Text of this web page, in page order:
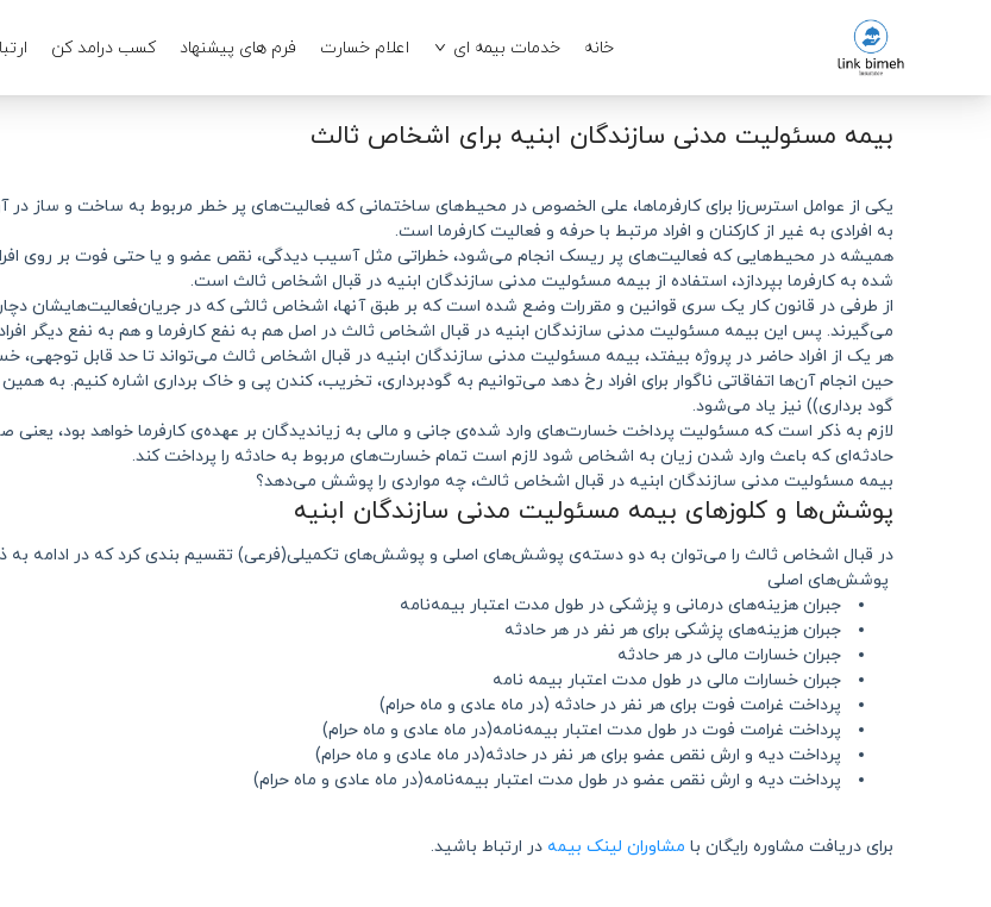
خانه خدمات بیمه ای اعلام خسارت فرم های پیشنهاد کسب درامد کن
بیمه مسئوليت مدنی سازندگان ابنيه برای اشخاص ثالث
یکی از عوامل استرس‌زا برای کارفرما‌ها، علی الخصوص در محیط‌‌های ساختمانی که فعالیت‌های پر خطر مربوط به ساخت و ساز
به افرادی به غیر از کارکنان و افراد مرتبط با حرفه و فعالیت کارفرما است.
همیشه در محیط‌هایی که فعالیت‌های پر ریسک انجام می‌شود، خطراتی مثل آسیب دیدگی، نقص عضو و یا حتی فوت بر روی افراد
شده‌ به کارفرما بپردازد، استفاده از بيمه مسئوليت مدنی سازندگان ابنيه در قبال اشخاص ثالث است.
از طرفی در قانون کار یک سری قوانین و مقررات وضع شده است که بر طبق آنها، اشخاص ثالثی که در جریان‌فعالیت‌هایشان
می‌گیرند. پس این بيمه مسئوليت مدنی سازندگان ابنيه در قبال اشخاص ثالث در اصل هم به نفع کارفرما و هم به نفع دیگر
هر یک از افراد حاضر در پروژه بیفتد، بيمه مسئوليت مدنی سازندگان ابنيه در قبال اشخاص ثالث می‌تواند تا حد قابل
حین انجام آن‌ها اتفاقاتی ناگوار برای افراد رخ دهد می‌توانیم به گودبرداری،‌ تخریب، کندن پی و خاک برداری اشاره کنیم. به
گود برداری)) نیز یاد می‌شود.
لازم به ذکر است که مسئولیت پرداخت خسارت‌های وارد شده‌ی جانی و مالی به زیاندیدگان بر عهده‌ی کارفرما خواهد بود،
حادثه‌ای که باعث وارد شدن زیان به اشخاص شود لازم است تمام خسارت‌های مربوط به حادثه را پرداخت کند.
بيمه مسئوليت مدنی سازندگان ابنيه در قبال اشخاص ثالث، چه مواردی را پوشش می‌دهد؟
پوشش‌ها و کلوزهای بيمه مسئوليت مدنی سازندگان ابنيه
در قبال اشخاص ثالث را می‌توان به دو دسته‌ی پوشش‌های اصلی و پوشش‌های تکمیلی(فرعی) تقسیم بندی کرد که در ادامه به
پوشش‌های اصلی
جبران هزینه‌های درمانی و پزشکی در طول مدت اعتبار بیمه‌نامه
جبران هزینه‌های پزشکی برای هر نفر در هر حادثه
جبران خسارات مالی در هر حادثه
جبران خسارات مالی در طول مدت اعتبار بیمه نامه
پرداخت غرامت فوت برای هر نفر در حادثه (در ماه عادی و ماه حرام)
پرداخت غرامت فوت در طول مدت اعتبار بیمه‌نامه(در ماه عادی و ماه حرام)
پرداخت دیه و ارش نقص عضو برای هر نفر در حادثه(در ماه عادی و ماه حرام)
پرداخت دیه و ارش نقص عضو در طول مدت اعتبار بیمه‌نامه(در ماه عادی و ماه حرام)
برای دریافت مشاوره رایگان با مشاوران لینک بیمه در ارتباط باشید.